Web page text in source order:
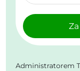
Administratorem